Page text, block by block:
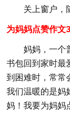
关上窗户
为妈妈点赞作文3
妈妈，一个
书包回到家时最
到困难时，常常
我们温暖的是妈
妈！我要为妈妈